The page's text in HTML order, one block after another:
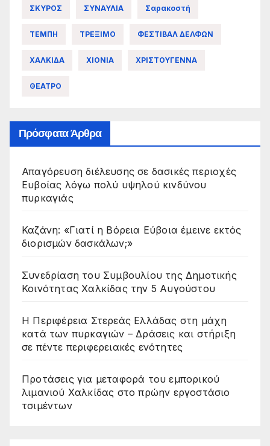
ΣΚΥΡΟΣ ΣΥΝΑΥΛΙΑ Σαρακοστή
ΤΕΜΠΗ ΤΡΕΞΙΜΟ ΦΕΣΤΙΒΑΛ ΔΕΛΦΩΝ
ΧΑΛΚΙΔΑ ΧΙΟΝΙΑ ΧΡΙΣΤΟΥΓΕΝΝΑ
ΘΕΑΤΡΟ
Πρόσφατα Άρθρα
Απαγόρευση διέλευσης σε δασικές περιοχές
Ευβοίας λόγω πολύ υψηλού κινδύνου
πυρκαγιάς
Καζάνη: «Γιατί η Βόρεια Εύβοια έμεινε εκτός
διορισμών δασκάλων;»
Συνεδρίαση του Συμβουλίου της Δημοτικής
Κοινότητας Χαλκίδας την 5 Αυγούστου
Η Περιφέρεια Στερεάς Ελλάδας στη μάχη
κατά των πυρκαγιών – Δράσεις και στήριξη
σε πέντε περιφερειακές ενότητες
Προτάσεις για μεταφορά του εμπορικού
λιμανιού Χαλκίδας στο πρώην εργοστάσιο
τσιμέντων